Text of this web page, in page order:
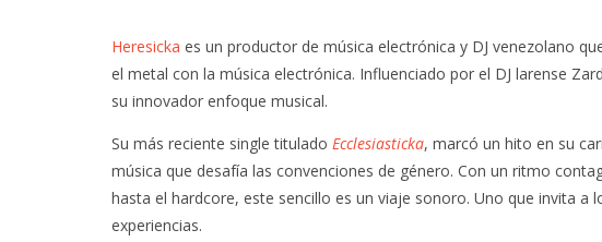
Heresicka es un productor de música electrónica y DJ venezolano
el metal con la música electrónica. Influenciado por el DJ larense
su innovador enfoque musical.
Su más reciente single titulado Ecclesiasticka, marcó un hito en su
música que desafía las convenciones de género. Con un ritmo
hasta el hardcore, este sencillo es un viaje sonoro. Uno que invita a
experiencias.